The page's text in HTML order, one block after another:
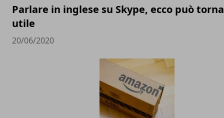
Parlare in inglese su Skype, ecco può
utile
20/06/2020